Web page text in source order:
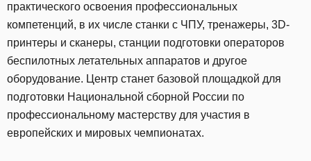
практического освоения профессиональных
компетенций, в их числе станки с ЧПУ, тренажеры, 3D-
принтеры и сканеры, станции подготовки операторов
беспилотных летательных аппаратов и другое
оборудование. Центр станет базовой площадкой для
подготовки Национальной сборной России по
профессиональному мастерству для участия в
европейских и мировых чемпионатах.